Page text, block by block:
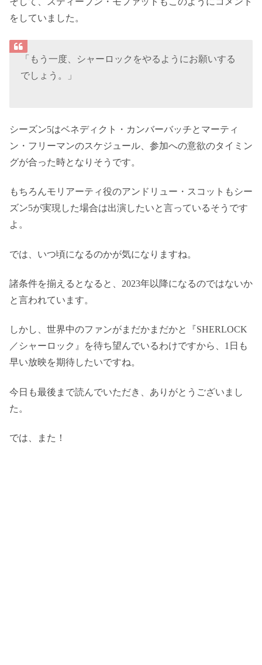
をしていました。
「もう一度、シャーロックをやるようにお願いする
でしょう。」
シーズン5はベネディクト・カンバーバッチとマーティ
ン・フリーマンのスケジュール、参加への意欲のタイミン
グが合った時となりそうです。
もちろんモリアーティ役のアンドリュー・スコットもシー
ズン5が実現した場合は出演したいと言っているそうです
よ。
では、いつ頃になるのかが気になりますね。
諸条件を揃えるとなると、2023年以降になるのではないか
と言われています。
しかし、世界中のファンがまだかまだかと『SHERLOCK
／シャーロック』を待ち望んでいるわけですから、1日も
早い放映を期待したいですね。
今日も最後まで読んでいただき、ありがとうございまし
た。
では、また！